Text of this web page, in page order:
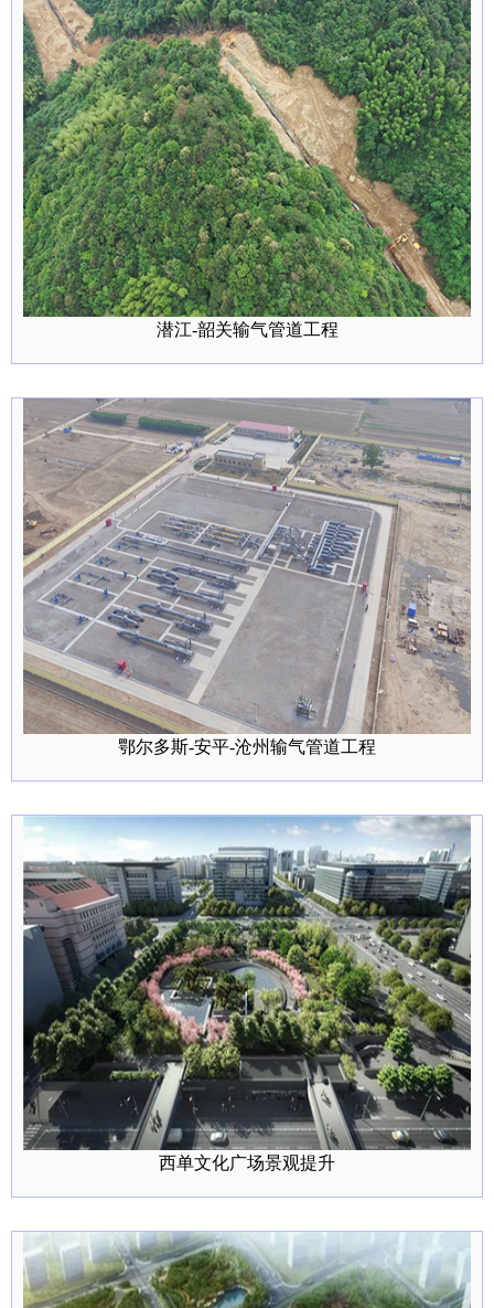
潜江-韶关输气管道工程
鄂尔多斯-安平-沧州输气管道工程
西单文化广场景观提升